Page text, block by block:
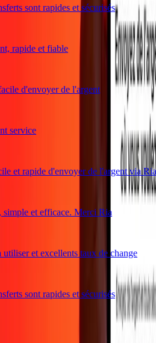
sont rapides et sécurisés
rapide et fiable
d'envoyer de l'argent
service
et rapide d'envoyer de l'argent via Ria
et efficace. Merci Ria
et excellents taux de change
sont rapides et sécurisés